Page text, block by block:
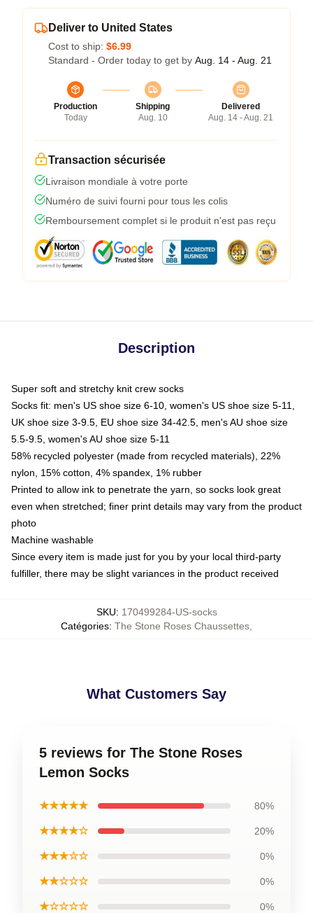
Deliver to United States
Cost to ship: $6.99
Standard - Order today to get by Aug. 14 - Aug. 21
Production
Today
Shipping
Aug. 10
Delivered
Aug. 14 - Aug. 21
Transaction sécurisée
Livraison mondiale à votre porte
Numéro de suivi fourni pour tous les colis
Remboursement complet si le produit n'est pas reçu
Description
Super soft and stretchy knit crew socks
Socks fit: men's US shoe size 6-10, women's US shoe size 5-11,
UK shoe size 3-9.5, EU shoe size 34-42.5, men's AU shoe size
5.5-9.5, women's AU shoe size 5-11
58% recycled polyester (made from recycled materials), 22%
nylon, 15% cotton, 4% spandex, 1% rubber
Printed to allow ink to penetrate the yarn, so socks look great
even when stretched; finer print details may vary from the product
photo
Machine washable
Since every item is made just for you by your local third-party
fulfiller, there may be slight variances in the product received
SKU: 170499284-US-socks
Catégories: The Stone Roses Chaussettes
What Customers Say
5 reviews for The Stone Roses
Lemon Socks
★★★★★ 80%
★★★★☆ 20%
★★★☆☆ 0%
★★☆☆☆ 0%
★☆☆☆☆ 0%